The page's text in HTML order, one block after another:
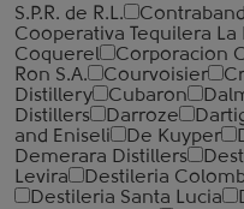
S.P.R. de R.L.
Cooperativa Tequilera La
Coquerel
Corporacion
Ron S.A.
Courvoisier
Distillery
Cubaron
Distillers
Darroze
and Eniseli
De Kuyper
Demerara Distillers
Levira
Destileria
Destileria Santa Lucia